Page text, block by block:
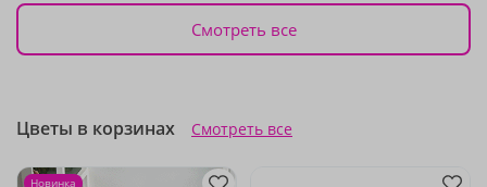
Смотреть все
Цветы в корзинах Смотреть все
Новинка